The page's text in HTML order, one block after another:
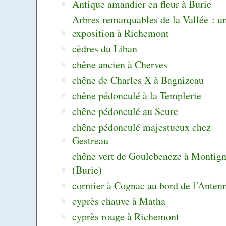
Antique amandier en fleur à Burie
Arbres remarquables de la Vallée :
exposition à Richemont
cèdres du Liban
chêne ancien à Cherves
chêne de Charles X à Bagnizeau
chêne pédonculé à la Templerie
chêne pédonculé au Seure
chêne pédonculé majestueux chez
Gestreau
chêne vert de Goulebeneze à
(Burie)
cormier à Cognac au bord de
cyprès chauve à Matha
cyprès rouge à Richemont